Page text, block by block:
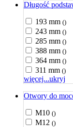
Długość
193 mm ()
243 mm ()
285 mm ()
388 mm ()
364 mm ()
311 mm ()
więcej...ukryj
Otwory do
M10 ()
M12 ()